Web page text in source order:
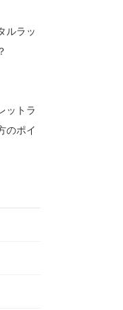
ルラッ
ットラ
のポイ